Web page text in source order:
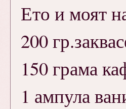
Ето и моят
200
150 грама
1 ампула